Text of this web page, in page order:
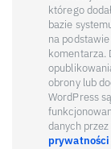
którego
bazie
na
komentarza.
obrony lub
WordPress
danych